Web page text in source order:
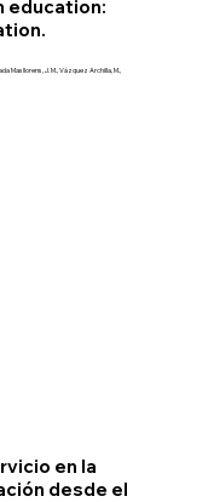
education:
Masllorens, J. M., Vázquez Archilla, M.,
en la
desde el